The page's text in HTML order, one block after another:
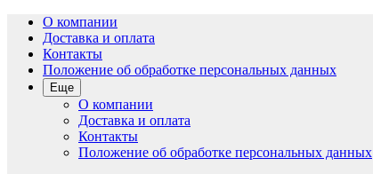
О компании
Доставка и оплата
Контакты
Положение об обработке персональных данных
Еще
О компании
Доставка и оплата
Контакты
Положение об обработке персональных данных